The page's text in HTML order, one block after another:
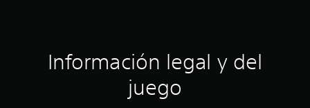
a
Información legal y del
juego